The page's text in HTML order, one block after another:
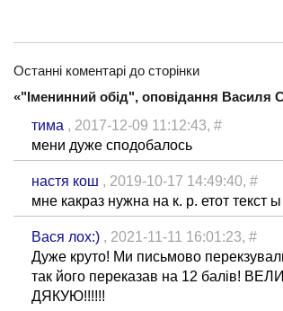
Останні коментарі до сторінки
«"Іменинний обід", оповідання Василя
тима , 2017-12-09 11:12:43, #
мени дуже сподобалось
настя кош , 2019-10-17 14:49:40, #
мне какраз нужна на к. р. етот текст
Вася лох:) , 2021-11-11 16:01:23, #
Дуже круто! Ми письмово
так його переказав на 12 балів!
ДЯКУЮ!!!!!!